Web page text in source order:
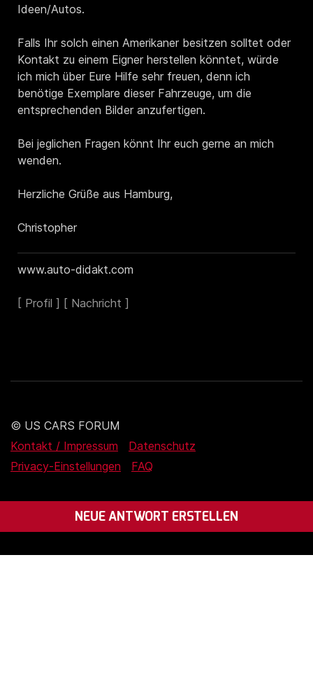
Ideen/Autos.
Falls Ihr solch einen Amerikaner besitzen solltet oder
Kontakt zu einem Eigner herstellen könntet, würde
ich mich über Eure Hilfe sehr freuen, denn ich
benötige Exemplare dieser Fahrzeuge, um die
entsprechenden Bilder anzufertigen.
Bei jeglichen Fragen könnt Ihr euch gerne an mich
wenden.
Herzliche Grüße aus Hamburg,
Christopher
www.auto-didakt.com
NEUE ANTWORT ERSTELLEN
© US CARS FORUM
Kontakt / Impressum
Datenschutz
Privacy-Einstellungen
FAQ